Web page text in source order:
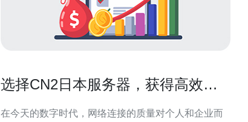
选择CN2日本服务器，获得高效稳
在今天的数字时代，网络连接的质量对个人和企业而